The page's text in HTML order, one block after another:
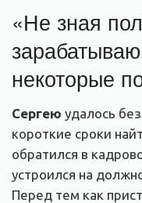
«Не зная
некоторые
Сергею удалось
короткие сроки
обратился в
устроился на
Перед тем как